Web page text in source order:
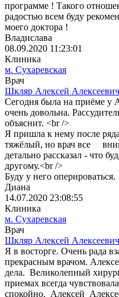
программе ! Такого
радостью всем буду
моего доктора !
Владислава
08.09.2020 11:23:01
Клиника
м. Сухаревская
Врач
Шкляр Алексей Алексеевич
Сегодня была на приёме у
очень довольна.
объяснит. <br />
Я пришла к нему после
тяжёлый, но врач все
детально рассказал - что
другому.<br />
Буду у него оперироваться.
Диана
14.07.2020 23:08:55
Клиника
м. Сухаревская
Врач
Шкляр Алексей Алексеевич
Я в восторге. Очень рада
прекрасным врачом.
дела. Великолепный
приемах всегда
спокойно. Алексей